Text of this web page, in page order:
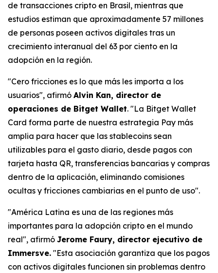
de transacciones cripto en Brasil, mientras que
estudios estiman que aproximadamente 57 millones
de personas poseen activos digitales tras un
crecimiento interanual del 63 por ciento en la
adopción en la región.
"Cero fricciones es lo que más les importa a los
usuarios", afirmó Alvin Kan, director de
operaciones de Bitget Wallet. "La Bitget Wallet
Card forma parte de nuestra estrategia Pay más
amplia para hacer que las stablecoins sean
utilizables para el gasto diario, desde pagos con
tarjeta hasta QR, transferencias bancarias y compras
dentro de la aplicación, eliminando comisiones
ocultas y fricciones cambiarias en el punto de uso".
"América Latina es una de las regiones más
importantes para la adopción cripto en el mundo
real", afirmó Jerome Faury, director ejecutivo de
Immersve. "Esta asociación garantiza que los pagos
con activos digitales funcionen sin problemas dentro